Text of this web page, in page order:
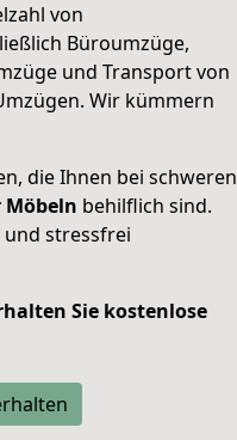
von
Büroumzüge,
und Transport von
Wir kümmern
die Ihnen bei schweren
Möbeln behilflich sind.
und stressfrei
Sie kostenlose